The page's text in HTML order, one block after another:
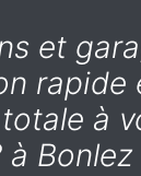
et
rapide
à
Bonlez